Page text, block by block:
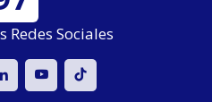
Redes Sociales